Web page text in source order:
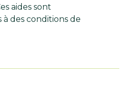
aides sont
des conditions de